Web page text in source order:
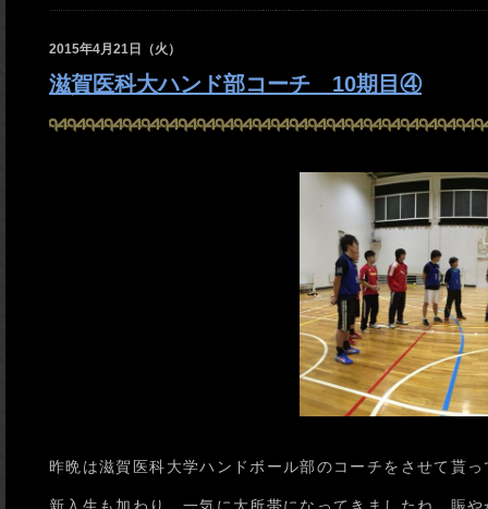
2015年4月21日（火）
滋賀医科大ハンド部コーチ 10期目④
昨晩は滋賀医科大学ハンドボール部のコーチをさせて貰